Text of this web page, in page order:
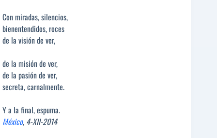
Con miradas, silencios,
bienentendidos, roces
de la visión de ver,
de la misión de ver,
de la pasión de ver,
secreta, carnalmente.
Y a la final, espuma.
México, 4-XII-2014